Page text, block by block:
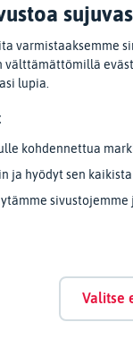
varmistaaksemme
lupia.
kohdennettua
ja hyödyt sen
Valitse